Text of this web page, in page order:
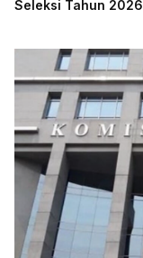
Seleksi Tahun 2026